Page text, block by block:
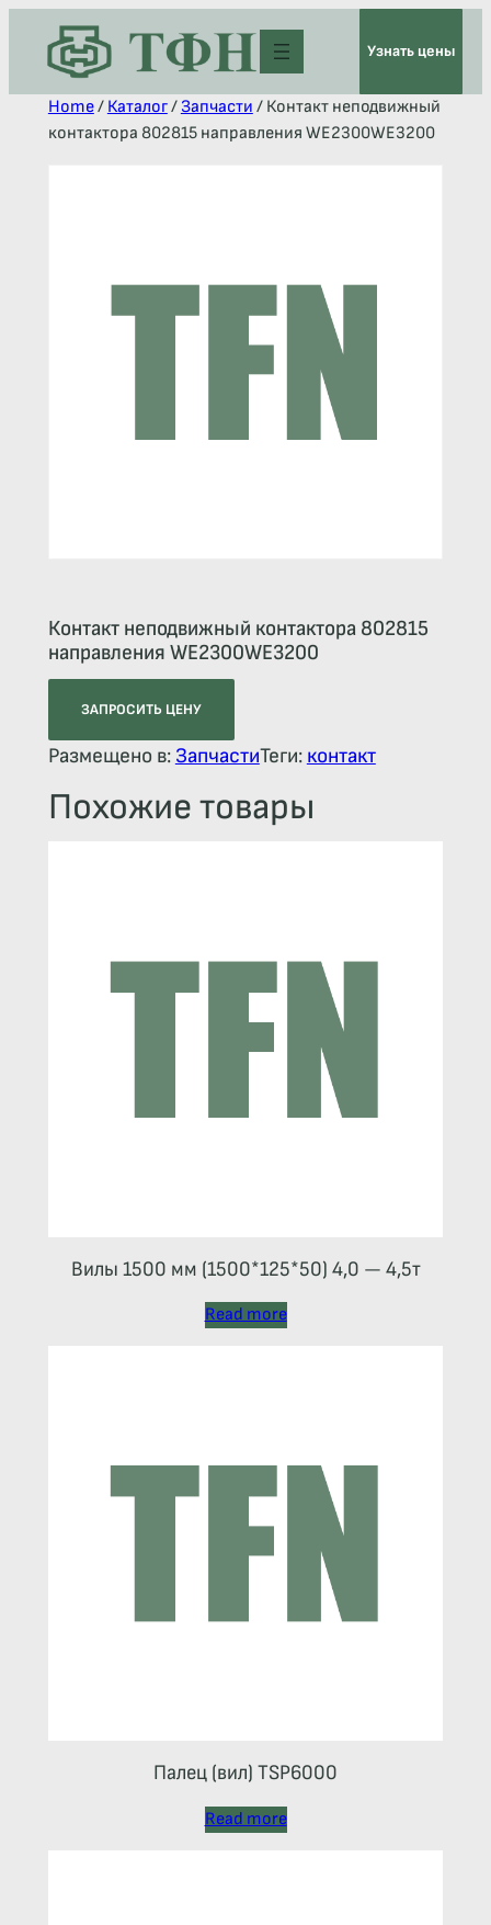
Узнать цены
Home/ Каталог/ Запчасти / Контакт неподвижный
контактора 802815 направления WE2300WE3200
Контакт неподвижный контактора 802815
направления WE2300WE3200
ЗАПРОСИТЬ ЦЕНУ
Размещено в: ЗапчастиТеги: контакт
Похожие товары
Вилы 1500 мм (1500*125*50) 4,0 — 4,5т
Read more
Палец (вил) TSP6000
Read more